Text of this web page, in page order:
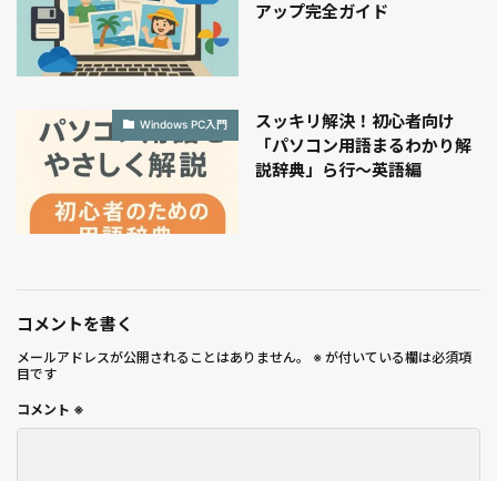
アップ完全ガイド
Windows PC入門
スッキリ解決！初心者向け
「パソコン用語まるわかり解
説辞典」ら行〜英語編
コメントを書く
メールアドレスが公開されることはありません。 ※ が付いている欄は必須項
目です
コメント ※